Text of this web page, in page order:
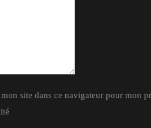
site dans ce navigateur pour mon